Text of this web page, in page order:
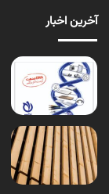
آخرین اخبار